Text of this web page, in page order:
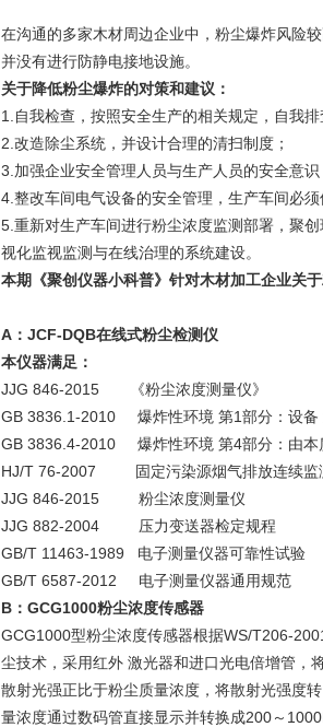
在沟通的多家木材周边企业中，粉尘爆炸风险
并没有进行防静电接地设施。
关于降低粉尘爆炸的对策和建议：
1.自我检查，按照安全生产的相关规定，自我
2.改造除尘系统，并设计合理的清扫制度；
3.加强企业安全管理人员与生产人员的安全意识
4.整改车间电气设备的安全管理，生产车间必须
5.重新对生产车间进行粉尘浓度监测部署，聚
视化监视监测与在线治理的系统建设。
本期《聚创仪器小科普》针对木材加工企业关
A： JCF-DQB在线式粉尘检测仪
本仪器满足：
JJG 846-2015 《粉尘浓度测量仪》
GB 3836.1-2010 爆炸性环境 第1部分：设备
GB 3836.4-2010 爆炸性环境 第4部分：由本
HJ/T 76-2007 固定污染源烟气排放连续监测
JJG 846-2015 粉尘浓度测量仪
JJG 882-2004 压力变送器检定规程
GB/T 11463-1989 电子测量仪器可靠性试验
GB/T 6587-2012 电子测量仪器通用规范
B： GCG1000粉尘浓度传感器
GCG1000型粉尘浓度传感器根据WS/T206-
尘技术，采用红外 激光器和进口光电倍增管，
散射光强正比于粉尘质量浓度，将散射光强度
量浓度通过数码管直接显示并转换成200～